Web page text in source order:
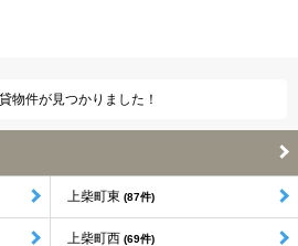
物件が見つかりました！
上柴町東 (87件)
上柴町西 (69件)